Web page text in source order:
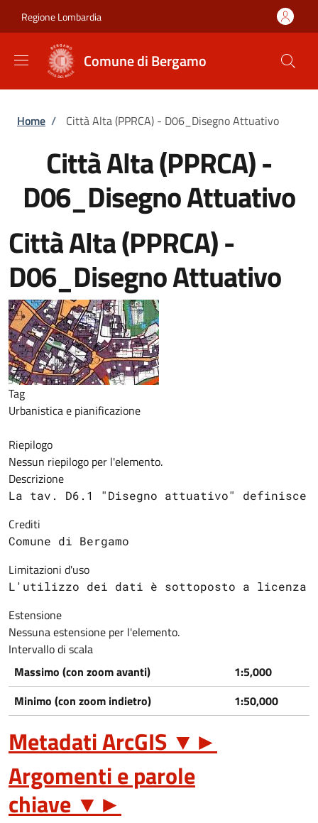
Regione Lombardia
Comune di Bergamo
Briciole di pane
Home / Città Alta (PPRCA) - D06_Disegno Attuativo
Città Alta (PPRCA) -
D06_Disegno Attuativo
Città Alta (PPRCA) -
D06_Disegno Attuativo
Tag
Urbanistica e pianificazione
Riepilogo
Nessun riepilogo per l'elemento.
Descrizione
La tav. D6.1 "Disegno attuativo"
Crediti
Comune di Bergamo
Limitazioni d'uso
L'utilizzo dei dati è sottoposto a licenza
Estensione
Nessuna estensione per l'elemento.
Intervallo di scala
Massimo (con zoom avanti)
1:5,000
Minimo (con zoom indietro)
1:50,000
Metadati ArcGIS ▼ ►
Argomenti e parole
chiave ▼ ►